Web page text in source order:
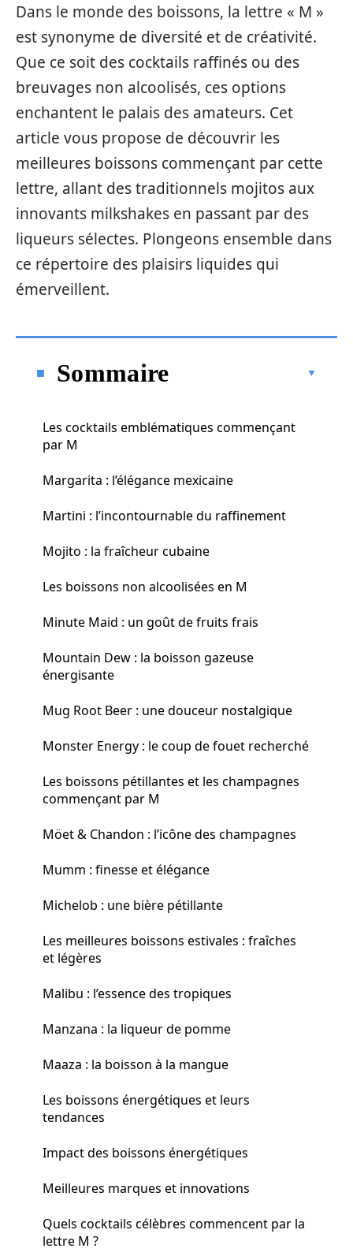
Dans le monde des boissons, la lettre « M »
est synonyme de diversité et de créativité.
Que ce soit des cocktails raffinés ou des
breuvages non alcoolisés, ces options
enchantent le palais des amateurs. Cet
article vous propose de découvrir les
meilleures boissons commençant par cette
lettre, allant des traditionnels mojitos aux
innovants milkshakes en passant par des
liqueurs sélectes. Plongeons ensemble dans
ce répertoire des plaisirs liquides qui
émerveillent.
Sommaire
Les cocktails emblématiques commençant
par M
Margarita : l’élégance mexicaine
Martini : l’incontournable du raffinement
Mojito : la fraîcheur cubaine
Les boissons non alcoolisées en M
Minute Maid : un goût de fruits frais
Mountain Dew : la boisson gazeuse
énergisante
Mug Root Beer : une douceur nostalgique
Monster Energy : le coup de fouet recherché
Les boissons pétillantes et les champagnes
commençant par M
Möet & Chandon : l’icône des champagnes
Mumm : finesse et élégance
Michelob : une bière pétillante
Les meilleures boissons estivales : fraîches
et légères
Malibu : l’essence des tropiques
Manzana : la liqueur de pomme
Maaza : la boisson à la mangue
Les boissons énergétiques et leurs
tendances
Impact des boissons énergétiques
Meilleures marques et innovations
Quels cocktails célèbres commencent par la
lettre M ?